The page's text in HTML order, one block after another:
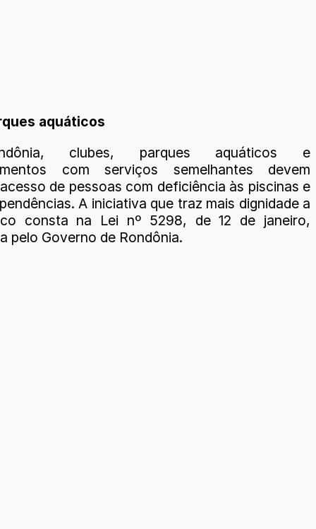
aquáticos
clubes, parques aquáticos e
com serviços semelhantes devem
de pessoas com deficiência às piscinas e
A iniciativa que traz mais dignidade a
consta na Lei nº 5298, de 12 de janeiro,
pelo Governo de Rondônia.